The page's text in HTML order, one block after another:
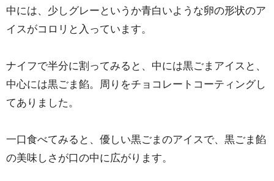
中には、少しグレーというか青白いような卵の形状のア
イスがコロリと入っています。
ナイフで半分に割ってみると、中には黒ごまアイスと、
中心には黒ごま餡。周りをチョコレートコーティングし
てありました。
一口食べてみると、優しい黒ごまのアイスで、黒ごま餡
の美味しさが口の中に広がります。